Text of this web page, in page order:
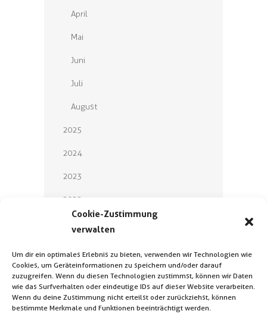
Cookie-Zustimmung
verwalten
Um dir ein optimales Erlebnis zu bieten, verwenden wir Technologien wie
Cookies, um Geräteinformationen zu speichern und/oder darauf
zuzugreifen. Wenn du diesen Technologien zustimmst, können wir Daten
wie das Surfverhalten oder eindeutige IDs auf dieser Website verarbeiten.
Wenn du deine Zustimmung nicht erteilst oder zurückziehst, können
bestimmte Merkmale und Funktionen beeinträchtigt werden.
April
Mai
Juni
Juli
August
2025
2024
2023
2022
2019
2018